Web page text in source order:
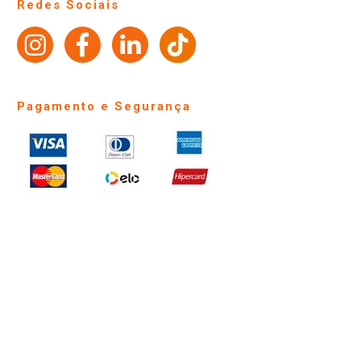
Identidade Visual
Redes Sociais
Pagamento e Segurança